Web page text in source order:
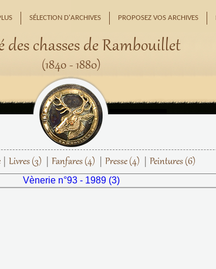
SÉLECTION D'ARCHIVES PROPOSEZ VOS ARCHIVES
des chasses de Rambouillet
(1840 - 1880)
Livres (3) Fanfares (4) Presse (4) Peintures (6)
Vènerie n°93 - 1989 (3)